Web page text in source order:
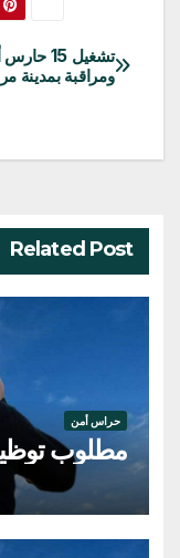
تصفّح تشغيل 15
ومراقبة بمدينة
Related Post
حراس أمن
مطلوب